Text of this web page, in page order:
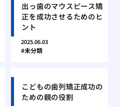
出っ歯のマウスピース矯
正を成功させるためのヒ
ント
2025.06.03
未分類
こどもの歯列矯正成功の
ための親の役割